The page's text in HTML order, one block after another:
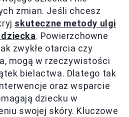
zmian. Jeśli chcesz
skuteczne metody ulgi
. Powierzchowne
zwykłe otarcia czy
mogą w rzeczywistości
bielactwa. Dlatego tak
oraz wsparcie
dziecku w
swojej skóry. Kluczowe